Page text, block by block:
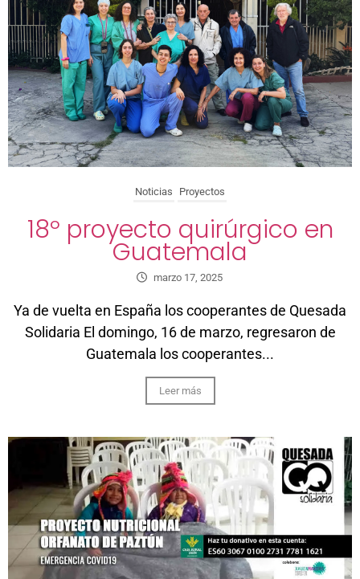
Noticias Proyectos
18º proyecto quirúrgico en
Guatemala
marzo 17, 2025
Ya de vuelta en España los cooperantes de Quesada
Solidaria El domingo, 16 de marzo, regresaron de
Guatemala los cooperantes...
Leer más